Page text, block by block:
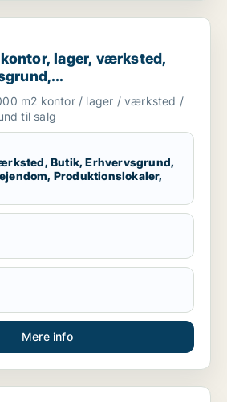
lager, værksted, butik,
lager, værksted,
eller garage til salg i
m2 kontor / lager / værksted /
til salg
Butik, Erhvervsgrund,
Produktionslokaler,
Mere info